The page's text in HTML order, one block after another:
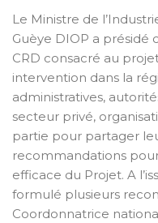
Le Ministre de
Guèye DIOP a présidé
CRD consacré au
intervention dans la
administratives,
secteur privé,
partie pour partager
recommandations
efficace du Projet. A
formulé plusieurs
Coordonnatrice